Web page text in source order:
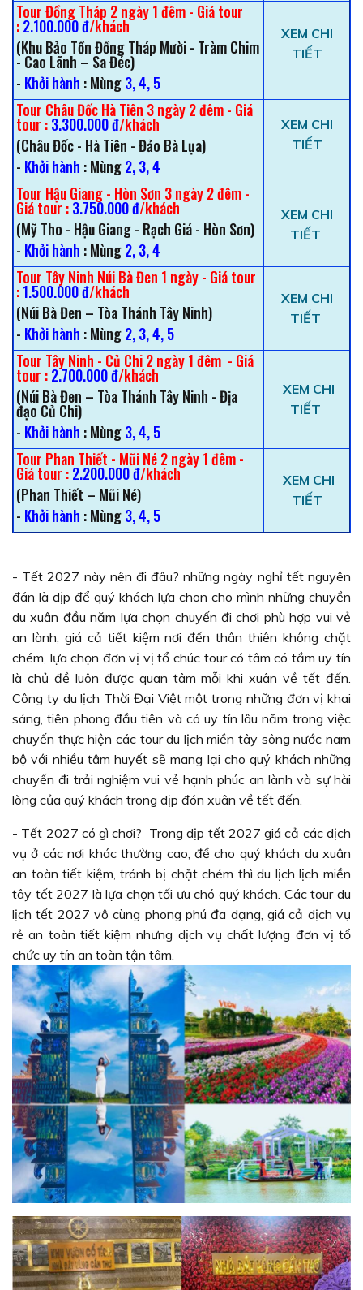
Tour Đồng Tháp 2 ngày 1 đêm - Giá tour
:2.100.000 đ/khách
(Khu Bảo Tồn Đồng Tháp Mười - Tràm Chim
- Cao Lãnh – Sa Đéc)
- Khởi hành : Mùng3, 4, 5
XEM CHI
TIẾT
Tour Châu Đốc Hà Tiên 3 ngày 2 đêm - Giá
tour :3.300.000 đ/khách
(Châu Đốc - Hà Tiên - Đảo Bà Lụa)
- Khởi hành : Mùng2, 3, 4
XEM CHI
TIẾT
Tour Hậu Giang - Hòn Sơn 3 ngày 2 đêm -
Giá tour :3.750.000 đ/khách
(Mỹ Tho - Hậu Giang - Rạch Giá - Hòn Sơn)
- Khởi hành : Mùng2, 3, 4
XEM CHI
TIẾT
Tour Tây Ninh Núi Bà Đen 1 ngày - Giá tour
:1.500.000 đ/khách
(Núi Bà Đen – Tòa Thánh Tây Ninh)
- Khởi hành : Mùng2, 3, 4, 5
XEM CHI
TIẾT
Tour Tây Ninh - Củ Chi 2 ngày 1 đêm - Giá
tour :2.700.000 đ/khách
(Núi Bà Đen – Tòa Thánh Tây Ninh - Địa
đạo Củ Chi)
- Khởi hành : Mùng3, 4, 5
XEM CHI
TIẾT
Tour Phan Thiết - Mũi Né 2 ngày 1 đêm -
Giá tour :2.200.000 đ/khách
(Phan Thiết – Mũi Né)
- Khởi hành : Mùng3, 4, 5
XEM CHI
TIẾT
- Tết 2027 này nên đi đâu? những ngày nghỉ tết nguyên
đán là dịp để quý khách lựa chon cho mình những chuyền
du xuân đầu năm lựa chọn chuyến đi chơi phù hợp vui vẻ
an lành, giá cả tiết kiệm nơi đến thân thiên không chặt
chém, lựa chọn đơn vị vị tổ chúc tour có tâm có tầm uy tín
là chủ đề luôn được quan tâm mỗi khi xuân về tết đến.
Công ty du lịch Thời Đại Việt một trong những đơn vị khai
sáng, tiên phong đầu tiên và có uy tín lâu năm trong việc
chuyến thực hiện các tour du lịch miền tây sông nước nam
bộ với nhiều tâm huyết sẽ mang lại cho quý khách những
chuyến đi trải nghiệm vui vẻ hạnh phúc an lành và sự hài
lòng của quý khách trong dịp đón xuân về tết đến.
- Tết 2027 có gì chơi? Trong dịp tết 2027 giá cả các dịch
vụ ở các nơi khác thường cao, để cho quý khách du xuân
an toàn tiết kiệm, tránh bị chặt chém thì du lịch lịch miền
tây tết 2027 là lựa chọn tối ưu chó quý khách. Các tour du
lịch tết 2027 vô cùng phong phú đa dạng, giá cả dịch vụ
rẻ an toàn tiết kiệm nhưng dịch vụ chất lượng đơn vị tổ
chức uy tín an toàn tận tâm.